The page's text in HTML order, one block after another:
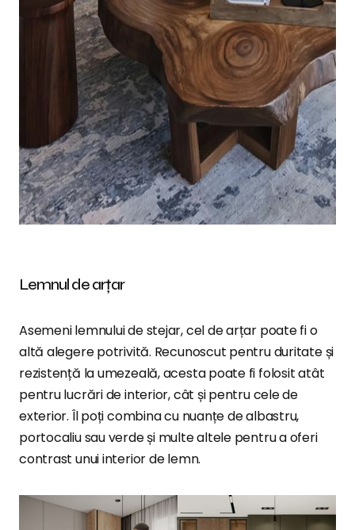
Lemnul de arțar
Asemeni lemnului de stejar, cel de arțar poate fi o
altă alegere potrivită. Recunoscut pentru duritate și
rezistență la umezeală, acesta poate fi folosit atât
pentru lucrări de interior, cât și pentru cele de
exterior. Îl poți combina cu nuanțe de albastru,
portocaliu sau verde și multe altele pentru a oferi
contrast unui interior de lemn.